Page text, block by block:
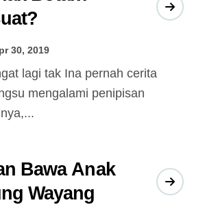
30, 2019
mengalami penipisan
Bawa Anak
Wayang